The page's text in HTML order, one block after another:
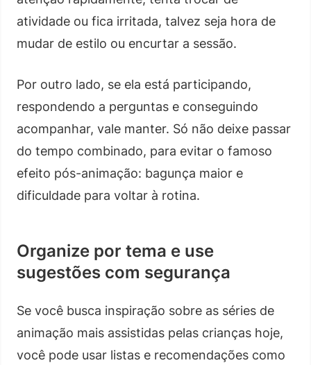
atividade ou fica irritada, talvez seja hora de
mudar de estilo ou encurtar a sessão.
Por outro lado, se ela está participando,
respondendo a perguntas e conseguindo
acompanhar, vale manter. Só não deixe passar
do tempo combinado, para evitar o famoso
efeito pós-animação: bagunça maior e
dificuldade para voltar à rotina.
Organize por tema e use
sugestões com segurança
Se você busca inspiração sobre as séries de
animação mais assistidas pelas crianças hoje,
você pode usar listas e recomendações como